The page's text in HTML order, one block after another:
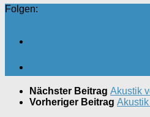
Folgen:
Nächster Beitrag Akustik
Vorheriger Beitrag